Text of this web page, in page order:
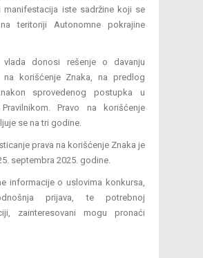
manifestacija iste sadržine koji se
teritoriji Autonomne pokrajine
vlada donosi rešenje o davanju
na korišćenje Znaka, na predlog
sprovedenog postupka u
Pravo na korišćenje
se na tri godine.
prava na korišćenje Znaka je
septembra 2025. godine.
informacije o uslovima konkursa,
prijava, te potrebnoj
zainteresovani mogu pronaći